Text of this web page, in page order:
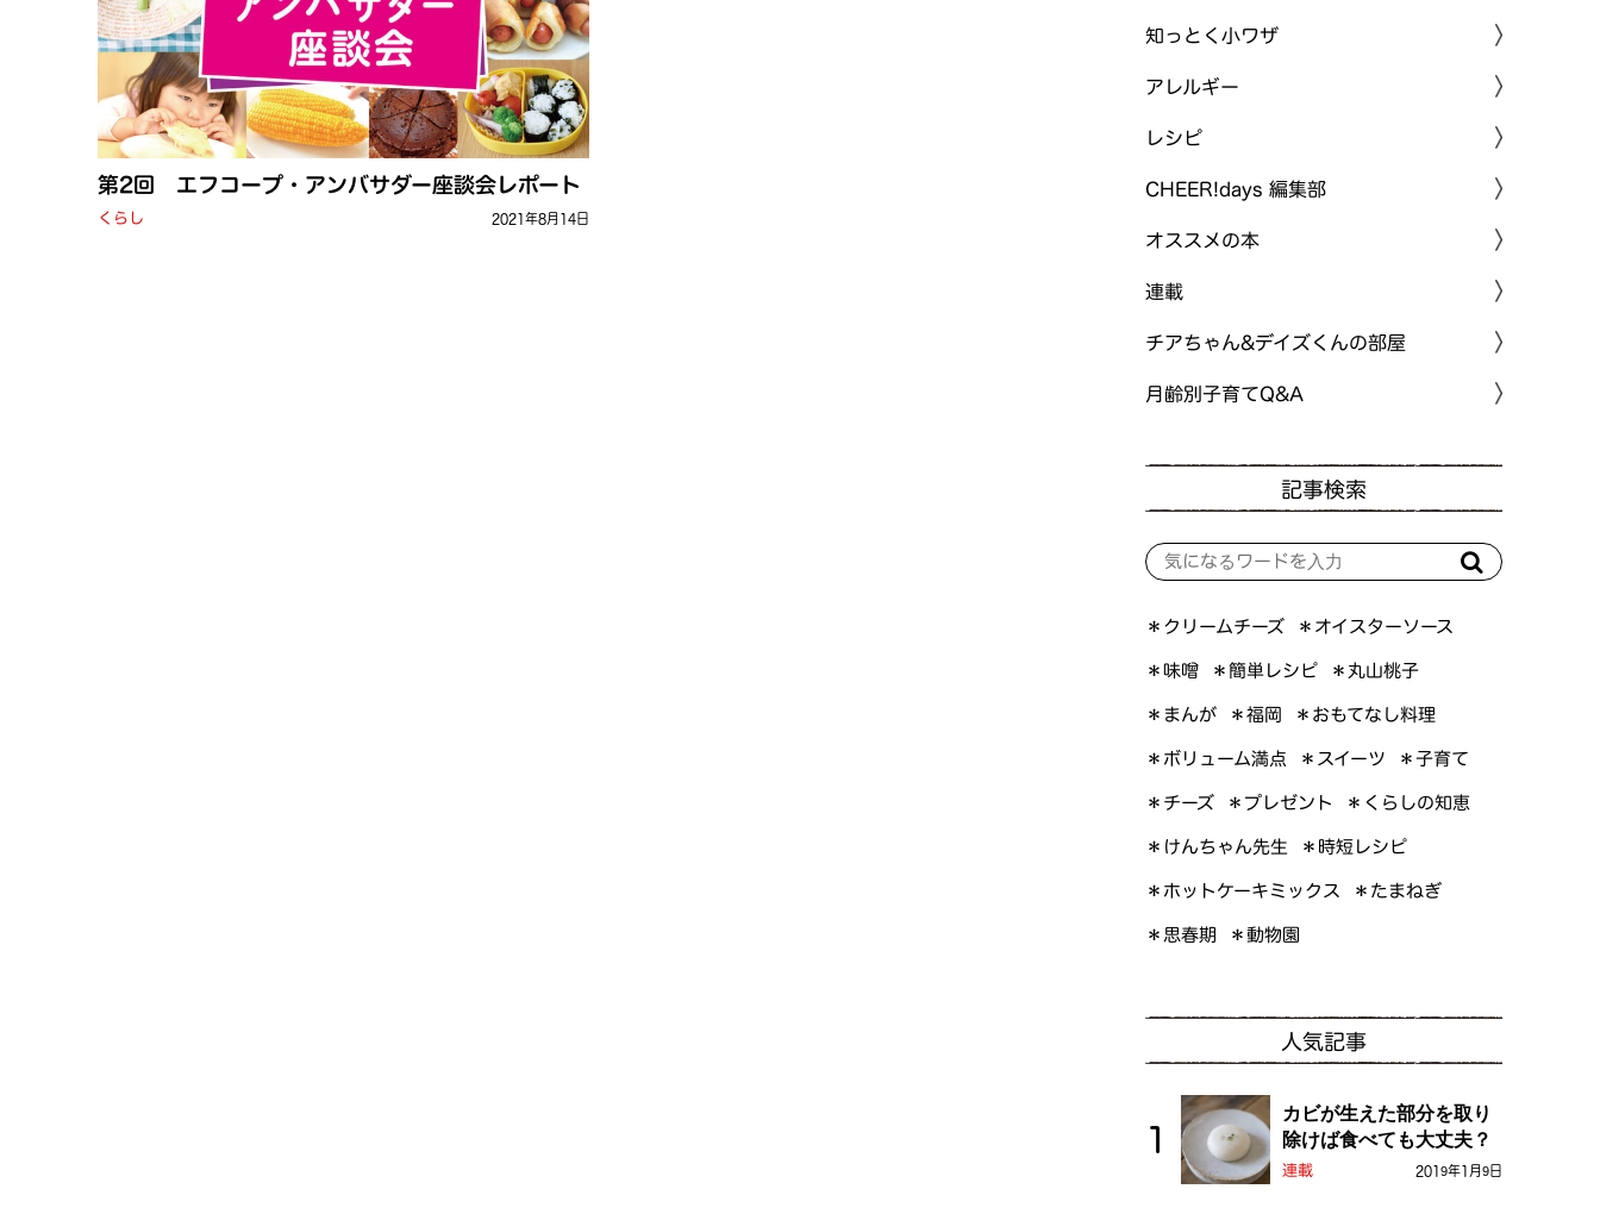
第2回 エフコープ・アンバサダー座談会レポート
くらし 2021年8月14日
知っとく小ワザ
アレルギー
レシピ
CHEER!days 編集部
オススメの本
連載
チアちゃん&デイズくんの部屋
月齢別子育てQ&A
記事検索
＊クリームチーズ ＊オイスターソース
＊味噌 ＊簡単レシピ ＊丸山桃子
＊まんが ＊福岡 ＊おもてなし料理
＊ボリューム満点 ＊スイーツ ＊子育て
＊チーズ ＊プレゼント ＊くらしの知恵
＊けんちゃん先生 ＊時短レシピ
＊ホットケーキミックス ＊たまねぎ
＊思春期 ＊動物園
人気記事
カビが生えた部分を取り
除けば食べても大丈夫？
連載 2019年1月9日